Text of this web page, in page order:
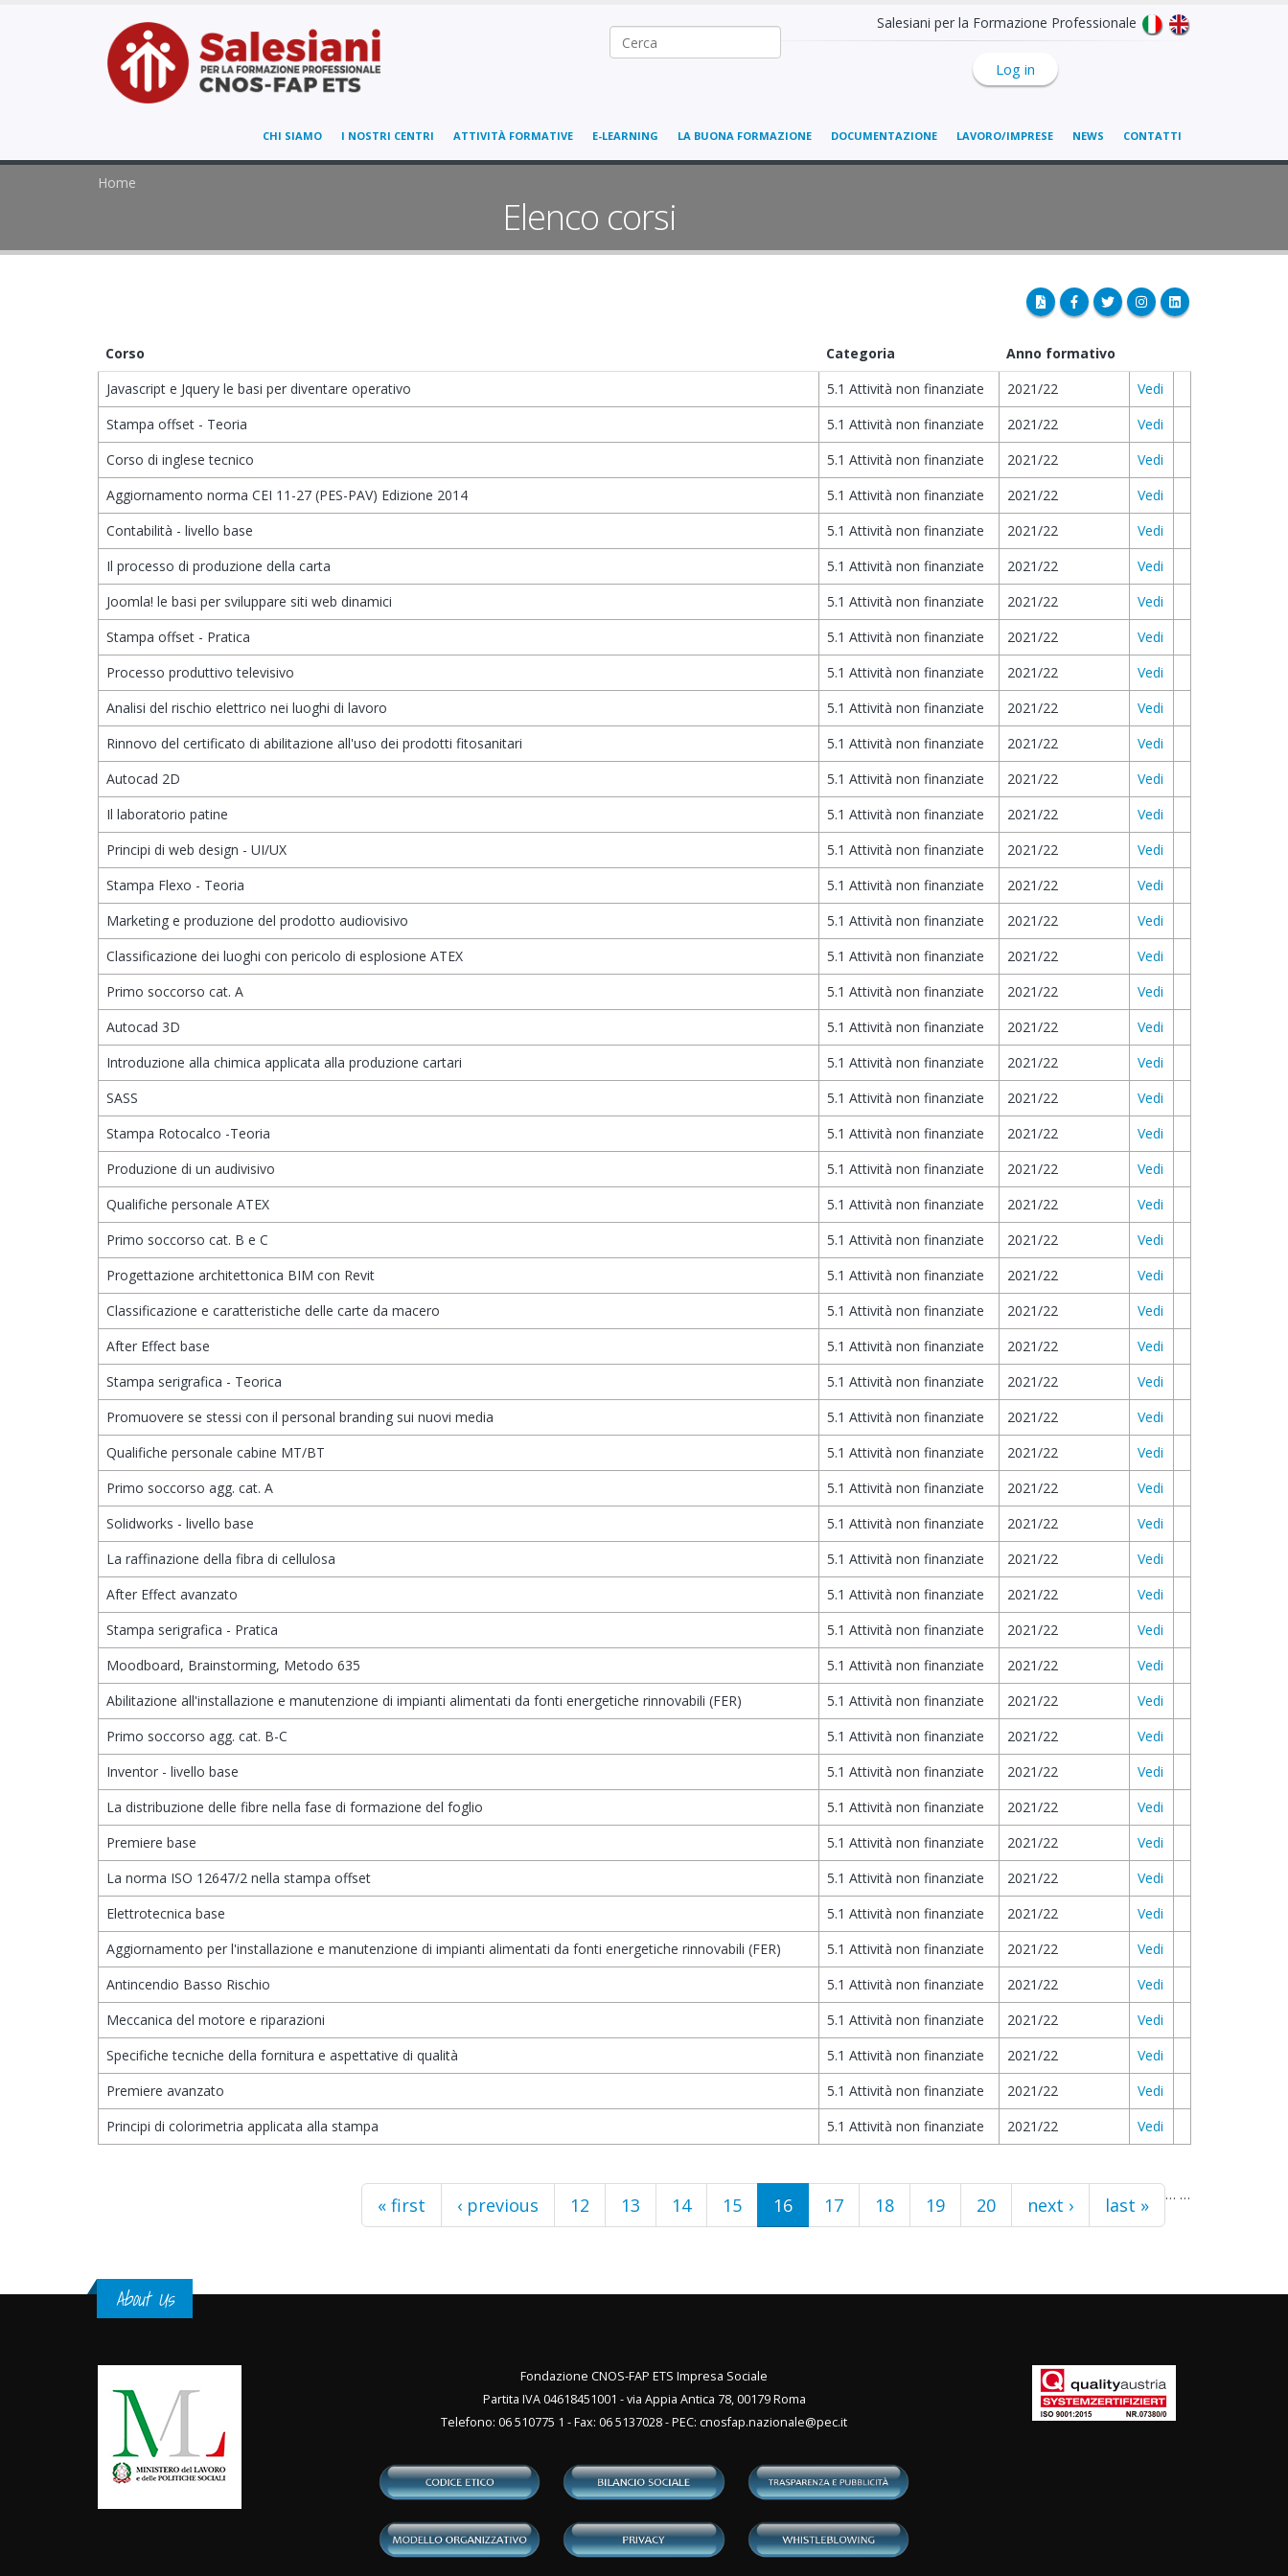
Salesiani per la Formazione Professionale
Log in
Ricerca nel sito
CHI SIAMO I NOSTRI CENTRI ATTIVITÀ FORMATIVE E-LEARNING LA BUONA FORMAZIONE DOCUMENTAZIONE LAVORO/IMPRESE NEWS CONTATTI
Home
Elenco corsi
Corso Categoria
Anno formativo
Javascript e Jquery le basi per diventare operativo
5.1 Attività non finanziate 2021/22
Vedi
Stampa offset - Teoria
5.1 Attività non finanziate 2021/22
Vedi
Corso di inglese tecnico
5.1 Attività non finanziate 2021/22
Vedi
Aggiornamento norma CEI 11-27 (PES-PAV) Edizione 2014
5.1 Attività non finanziate 2021/22
Vedi
Contabilità - livello base
5.1 Attività non finanziate 2021/22
Vedi
Il processo di produzione della carta
5.1 Attività non finanziate 2021/22
Vedi
Joomla! le basi per sviluppare siti web dinamici
5.1 Attività non finanziate 2021/22
Vedi
Stampa offset - Pratica
5.1 Attività non finanziate 2021/22
Vedi
Processo produttivo televisivo
5.1 Attività non finanziate 2021/22
Vedi
Analisi del rischio elettrico nei luoghi di lavoro
5.1 Attività non finanziate 2021/22
Vedi
Rinnovo del certificato di abilitazione all'uso dei prodotti fitosanitari
5.1 Attività non finanziate 2021/22
Vedi
Autocad 2D
5.1 Attività non finanziate 2021/22
Vedi
Il laboratorio patine
5.1 Attività non finanziate 2021/22
Vedi
Principi di web design - UI/UX
5.1 Attività non finanziate 2021/22
Vedi
Stampa Flexo - Teoria
5.1 Attività non finanziate 2021/22
Vedi
Marketing e produzione del prodotto audiovisivo
5.1 Attività non finanziate 2021/22
Vedi
Classificazione dei luoghi con pericolo di esplosione ATEX
5.1 Attività non finanziate 2021/22
Vedi
Primo soccorso cat. A
5.1 Attività non finanziate 2021/22
Vedi
Autocad 3D
5.1 Attività non finanziate 2021/22
Vedi
Introduzione alla chimica applicata alla produzione cartari
5.1 Attività non finanziate 2021/22
Vedi
SASS
5.1 Attività non finanziate 2021/22
Vedi
Stampa Rotocalco -Teoria
5.1 Attività non finanziate 2021/22
Vedi
Produzione di un audivisivo
5.1 Attività non finanziate 2021/22
Vedi
Qualifiche personale ATEX
5.1 Attività non finanziate 2021/22
Vedi
Primo soccorso cat. B e C
5.1 Attività non finanziate 2021/22
Vedi
Progettazione architettonica BIM con Revit
5.1 Attività non finanziate 2021/22
Vedi
Classificazione e caratteristiche delle carte da macero
5.1 Attività non finanziate 2021/22
Vedi
After Effect base
5.1 Attività non finanziate 2021/22
Vedi
Stampa serigrafica - Teorica
5.1 Attività non finanziate 2021/22
Vedi
Promuovere se stessi con il personal branding sui nuovi media
5.1 Attività non finanziate 2021/22
Vedi
Qualifiche personale cabine MT/BT
5.1 Attività non finanziate 2021/22
Vedi
Primo soccorso agg. cat. A
5.1 Attività non finanziate 2021/22
Vedi
Solidworks - livello base
5.1 Attività non finanziate 2021/22
Vedi
La raffinazione della fibra di cellulosa
5.1 Attività non finanziate 2021/22
Vedi
After Effect avanzato
5.1 Attività non finanziate 2021/22
Vedi
Stampa serigrafica - Pratica
5.1 Attività non finanziate 2021/22
Vedi
Moodboard, Brainstorming, Metodo 635
5.1 Attività non finanziate 2021/22
Vedi
Abilitazione all'installazione e manutenzione di impianti alimentati da fonti energetiche rinnovabili (FER)
5.1 Attività non finanziate 2021/22
Vedi
Primo soccorso agg. cat. B-C
5.1 Attività non finanziate 2021/22
Vedi
Inventor - livello base
5.1 Attività non finanziate 2021/22
Vedi
La distribuzione delle fibre nella fase di formazione del foglio
5.1 Attività non finanziate 2021/22
Vedi
Premiere base
5.1 Attività non finanziate 2021/22
Vedi
La norma ISO 12647/2 nella stampa offset
5.1 Attività non finanziate 2021/22
Vedi
Elettrotecnica base
5.1 Attività non finanziate 2021/22
Vedi
Aggiornamento per l'installazione e manutenzione di impianti alimentati da fonti energetiche rinnovabili (FER)
5.1 Attività non finanziate 2021/22
Vedi
Antincendio Basso Rischio
5.1 Attività non finanziate 2021/22
Vedi
Meccanica del motore e riparazioni
5.1 Attività non finanziate 2021/22
Vedi
Specifiche tecniche della fornitura e aspettative di qualità
5.1 Attività non finanziate 2021/22
Vedi
Premiere avanzato
5.1 Attività non finanziate 2021/22
Vedi
Principi di colorimetria applicata alla stampa
5.1 Attività non finanziate 2021/22 Vedi
« first ‹ previous …
12 13 14 15 16 17 18 19 20 …
next › last »
About Us
Fondazione CNOS-FAP ETS Impresa Sociale
Partita IVA 04618451001 - via Appia Antica 78, 00179 Roma
Telefono: 06 510775 1 - Fax: 06 5137028 - PEC: cnosfap.nazionale@pec.it